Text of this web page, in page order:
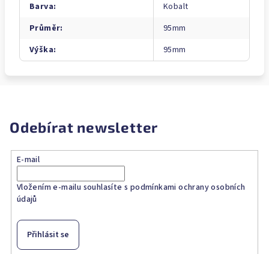
Barva:
Kobalt
Průměr:
95mm
Výška: 95mm
Odebírat newsletter
E-mail
Vložením e-mailu souhlasíte s podmínkami ochrany osobních
údajů
Přihlásit se